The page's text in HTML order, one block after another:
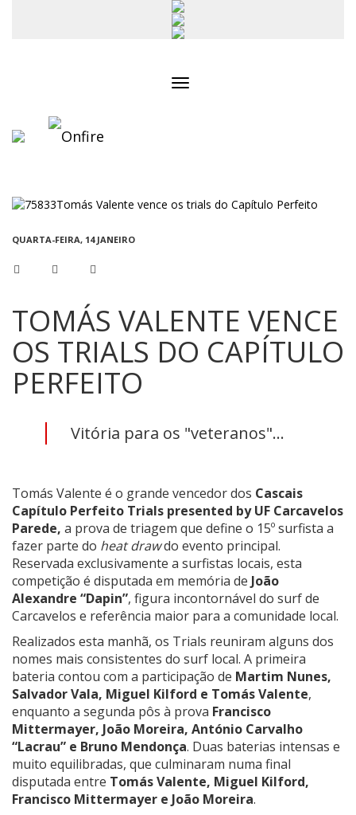
QUARTA-FEIRA, 14 JANEIRO
TOMÁS VALENTE VENCE
OS TRIALS DO CAPÍTULO
PERFEITO
Vitória para os "veteranos"...
Tomás Valente é o grande vencedor dos Cascais
Capítulo Perfeito Trials presented by UF Carcavelos
Parede, a prova de triagem que define o 15º surfista a
fazer parte do heat drawdo evento principal.
Reservada exclusivamente a surfistas locais, esta
competição é disputada em memória de João
Alexandre “Dapin”, figura incontornável do surf de
Carcavelos e referência maior para a comunidade local.
Realizados esta manhã, os Trials reuniram alguns dos
nomes mais consistentes do surf local. A primeira
bateria contou com a participação de Martim Nunes,
Salvador Vala, Miguel Kilford e Tomás Valente,
enquanto a segunda pôs à prova Francisco
Mittermayer, João Moreira, António Carvalho
“Lacrau” e Bruno Mendonça. Duas baterias intensas e
muito equilibradas, que culminaram numa final
disputada entre Tomás Valente, Miguel Kilford,
Francisco Mittermayer e João Moreira.